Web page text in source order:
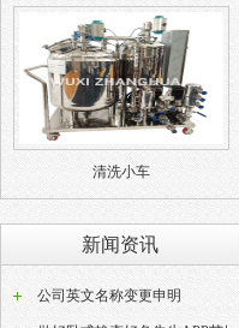
清洗小车
新闻资讯
公司英文名称变更申明